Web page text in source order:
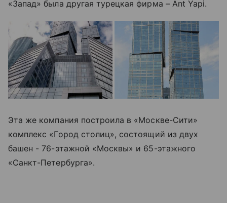
«Запад» была другая турецкая фирма – Ant Yapi.
Эта же компания построила в «Москве-Сити»
комплекс «Город столиц», состоящий из двух
башен - 76-этажной «Москвы» и 65-этажного
«Санкт-Петербурга».